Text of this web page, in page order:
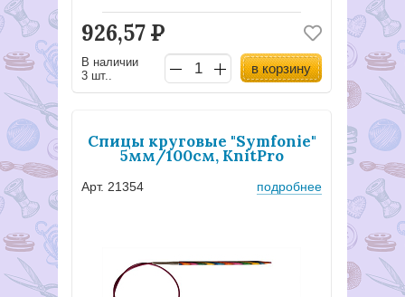
926,57Р
В наличии
3 шт..
в корзину
Спицы круговые "Symfonie"
5мм/100см, KnitPro
Арт. 21354 подробнее